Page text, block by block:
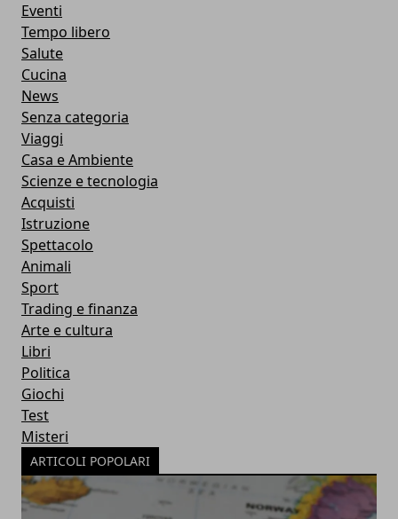
Eventi
Tempo libero
Salute
Cucina
News
Senza categoria
Viaggi
Casa e Ambiente
Scienze e tecnologia
Acquisti
Istruzione
Spettacolo
Animali
Sport
Trading e finanza
Arte e cultura
Libri
Politica
Giochi
Test
Misteri
ARTICOLI POPOLARI